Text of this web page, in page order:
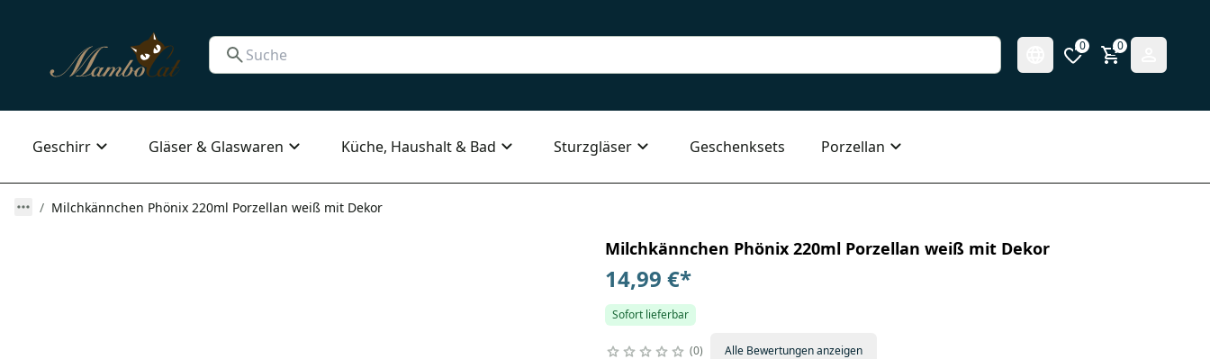
0 0
Geschirr Gläser & Glaswaren Küche, Haushalt & Bad Sturzgläser Geschenksets Porzellan
Milchkännchen Phönix 220ml Porzellan weiß mit Dekor
Milchkännchen Phönix 220ml Porzellan weiß mit Dekor
14,99 €*
Sofort lieferbar
0 Alle Bewertungen anzeigen